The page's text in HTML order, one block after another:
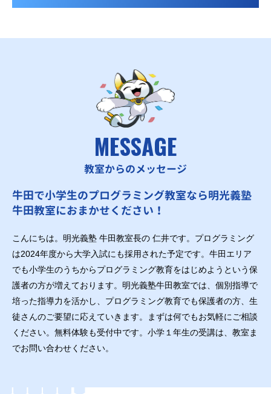
MESSAGE
教室からのメッセージ
牛田で小学生のプログラミング教室なら明光義塾
牛田教室におまかせください！
こんにちは。明光義塾 牛田教室長の 仁井です。プログラミング
は2024年度から大学入試にも採用された予定です。牛田エリア
でも小学生のうちからプログラミング教育をはじめようという保
護者の方が増えております。明光義塾牛田教室では、個別指導で
培った指導力を活かし、プログラミング教育でも保護者の方、生
徒さんのご要望に応えていきます。まずは何でもお気軽にご相談
ください。無料体験も受付中です。小学１年生の受講は、教室ま
でお問い合わせください。